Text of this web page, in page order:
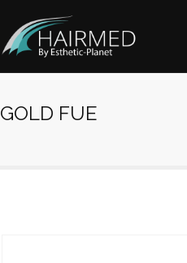
GOLD FUE